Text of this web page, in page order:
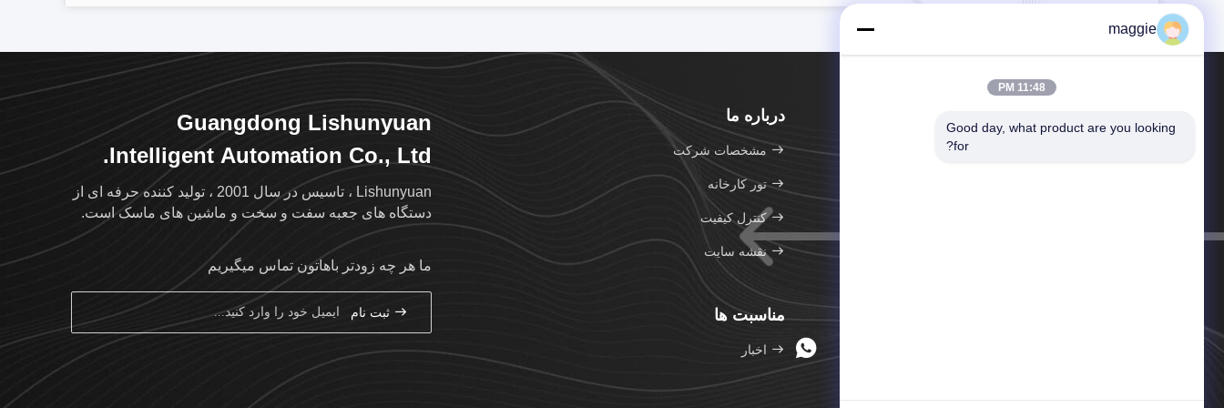
درباره ما
مشخصات شرکت
تور کارخانه
کنترل کیفیت
نقشه سایت
مناسبت ها
اخبار
Guangdong Lishunyuan
Intelligent Automation Co., Ltd.
Lishunyuan ، تاسیس در سال 2001 ، تولید کننده حرفه ای از
دستگاه های جعبه سفت و سخت و ماشین های ماسک است.
ما هر چه زودتر باهاتون تماس ميگيريم
ثبت نام
maggie
11:48 PM
Good day, what product are you looking
for?